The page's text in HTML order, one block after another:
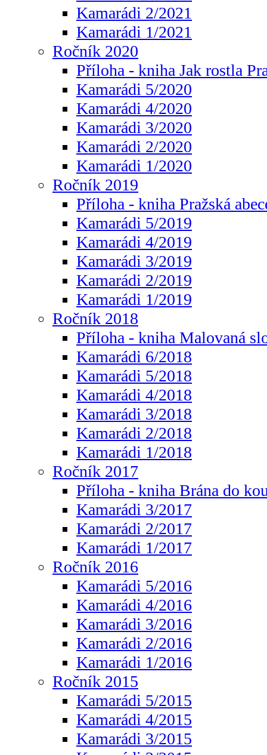
Kamarádi 2/2021
Kamarádi 1/2021
Ročník 2020
Příloha - kniha Jak rostla
Kamarádi 5/2020
Kamarádi 4/2020
Kamarádi 3/2020
Kamarádi 2/2020
Kamarádi 1/2020
Ročník 2019
Příloha - kniha Pražská
Kamarádi 5/2019
Kamarádi 4/2019
Kamarádi 3/2019
Kamarádi 2/2019
Kamarádi 1/2019
Ročník 2018
Příloha - kniha Malovaná
Kamarádi 6/2018
Kamarádi 5/2018
Kamarádi 4/2018
Kamarádi 3/2018
Kamarádi 2/2018
Kamarádi 1/2018
Ročník 2017
Příloha - kniha Brána do
Kamarádi 3/2017
Kamarádi 2/2017
Kamarádi 1/2017
Ročník 2016
Kamarádi 5/2016
Kamarádi 4/2016
Kamarádi 3/2016
Kamarádi 2/2016
Kamarádi 1/2016
Ročník 2015
Kamarádi 5/2015
Kamarádi 4/2015
Kamarádi 3/2015